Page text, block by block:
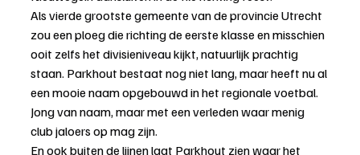
Als vierde grootste gemeente van de provincie Utrecht
zou een ploeg die richting de eerste klasse en misschien
ooit zelfs het divisieniveau kijkt, natuurlijk prachtig
staan. Parkhout bestaat nog niet lang, maar heeft nu al
een mooie naam opgebouwd in het regionale voetbal.
Jong van naam, maar met een verleden waar menig
club jaloers op mag zijn.
En ook buiten de lijnen laat Parkhout zien waar het